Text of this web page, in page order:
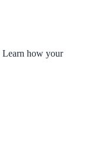
Learn how your